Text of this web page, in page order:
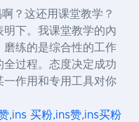
？这还用课堂教学？
下。我课堂教学的內
练的是综合性的工作
过程。态度决定成功
作用和专用工具对你
,ins 买粉,ins赞,ins买粉